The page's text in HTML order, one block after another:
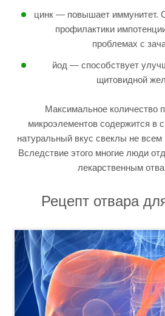
цинк — повышает иммунитет.
профилактики
проблемах с
йод — способствует
щитовидной
Максимальное количество
микроэлементов содержится в
натуральный вкус свеклы не всем
Вследствие этого многие люди
лекарственным
Рецепт отвара